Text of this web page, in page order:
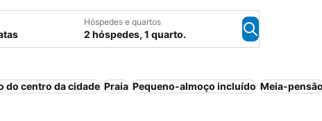
Hóspedes e quartos
2 hóspedes, 1 quarto.
do centro da cidade Praia Pequeno-almoço incluído Meia-